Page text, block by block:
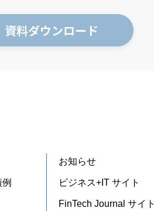
お知らせ
ビジネス+IT サイト
FinTech Journal サイト